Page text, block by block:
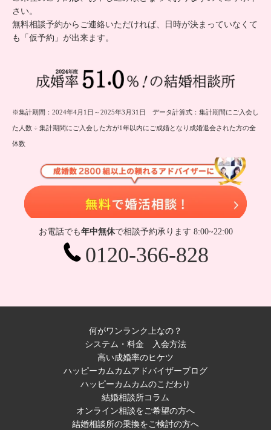
さい。
無料相談予約からご連絡いただければ、日時が決まっていなくて
も「仮予約」が出来ます。
※集計期間：2024年4月1日～2025年3月31日 データ計算式：集計期間にご入会し
た人数 ÷ 集計期間にご入会した方が1年以内にご成婚となり成婚退会された方の全
体数
お電話でも年中無休で相談予約承ります 8:00~22:00
0120-366-828
何がワンランク上なの？
システム・料金
入会方法
高い成婚率のヒケツ
ハッピーカムカムアドバイザーブログ
ハッピーカムカムのこだわり
結婚相談所コラム
オンライン相談をご希望の方へ
結婚相談所の乗換をご検討の方へ